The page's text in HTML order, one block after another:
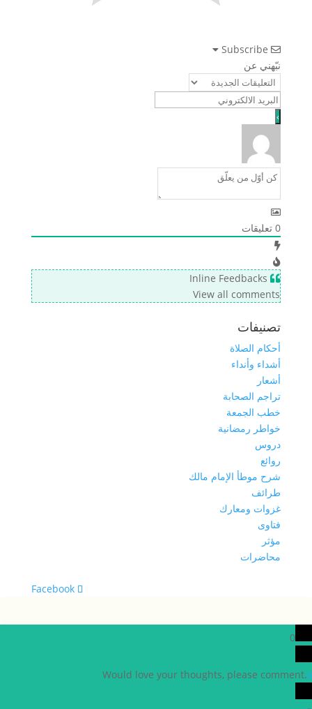
Subscribe
نبّهني عن
0تعليقات
Inline Feedbacks
View all comments
تصنيفات
أحكام الصلاة
أشداء وأنداء
أشعار
تراجم الصحابة
خطب الجمعة
خواطر رمضانية
دروس
روائع
شرح موطأ الإمام مالك
طرائف
غزوات ومعارك
فتاوى
مؤثر
محاضرات
‏Facebook
0
Would love your thoughts, please comment.x